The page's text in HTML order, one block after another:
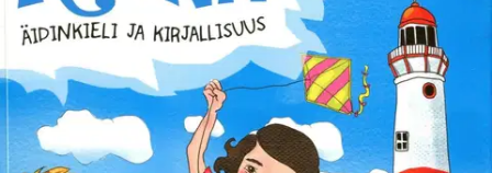
Tarkista myymäläsaatavuus
Ei saatavilla